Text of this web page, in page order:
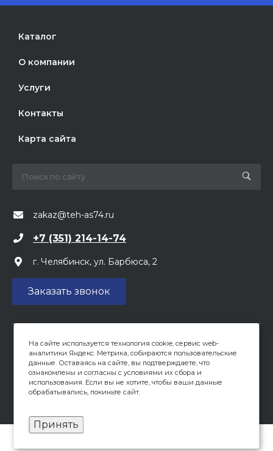
Каталог
О компании
Услуги
Контакты
Карта сайта
zakaz@teh-as74.ru
+7 (351) 214-14-74
г. Челябинск, ул. Барбюса, 2
Заказать звонок
Вся предоставленная на сайте информация, касающаяся
цен, носит информационный характер и не является
публичной офертой, определяемой положениями ст 437
(2) ГК РФ. Опубликованная на данном сайте информация
может быть изменена в любое время без
На сайте используется технология cookie, сервис web-
аналитики Яндекс. Метрика, собираются пользовательские
данные. Оставаясь на сайте, вы подтверждаете, что
ознакомлены и согласны с условиями их сбора и
использования. Если вы не хотите, чтобы ваши данные
обрабатывались, покиньте сайт.
Принять